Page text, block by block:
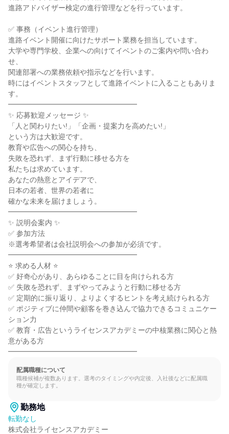
進路アドバイザー検定の進行管理などを行っています。
✅ 事務（イベント進行管理）
進路イベント開催に向けたサポート業務を担当しています。
大学や専門学校、企業への向けてイベントのご案内や問い合わ
せ、
関連部署への業務依頼や指示などを行います。
時にはイベントスタッフとして進路イベントに入ることもありま
す。
━━━━━━━━━━━━━━━━━━
✨ 応募歓迎メッセージ ✨
「人と関わりたい!」「企画・提案力を高めたい!」
という方は大歓迎です。
教育や広告への関心を持ち、
失敗を恐れず、まず行動に移せる方を
私たちは求めています。
あなたの熱意とアイデアで、
日本の若者、世界の若者に
確かな未来を届けましょう。
━━━━━━━━━━━━━━━━━━
✨ 説明会案内 ✨
✅ 参加方法
※選考希望者は会社説明会への参加が必須です。
━━━━━━━━━━━━━━━━━━
⭐ 求める人材 ⭐
✅ 好奇心があり、あらゆることに目を向けられる方
✅ 失敗を恐れず、まずやってみようと行動に移せる方
✅ 定期的に振り返り、よりよくするヒントを考え続けられる方
✅ ポジティブに仲間や顧客を巻き込んで協力できるコミュニケー
ション力
✅ 教育・広告というライセンスアカデミーの中核業務に関心と熱
意がある方
━━━━━━━━━━━━━━━━━━
配属職種について
職種候補が複数あります。選考のタイミングや内定後、入社後などに配属職
種が確定します。
勤務地
転勤なし
株式会社ライセンスアカデミー